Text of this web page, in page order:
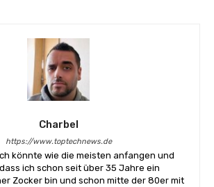
Charbel
https://www.toptechnews.de
könnte wie die meisten anfangen und
ich schon seit über 35 Jahre ein
Zocker bin und schon mitte der 80er mit